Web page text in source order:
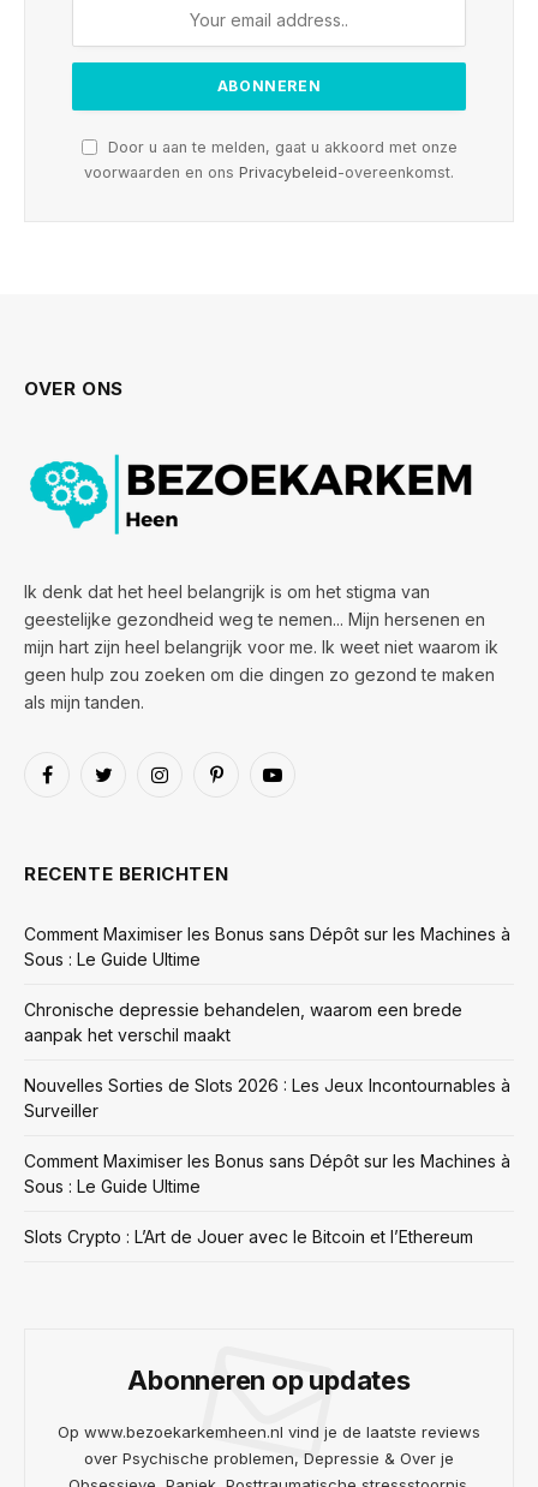
Door u aan te melden, gaat u akkoord met onze
voorwaarden en ons Privacybeleid-overeenkomst.
OVER ONS
Ik denk dat het heel belangrijk is om het stigma van
geestelijke gezondheid weg te nemen... Mijn hersenen en
mijn hart zijn heel belangrijk voor me. Ik weet niet waarom ik
geen hulp zou zoeken om die dingen zo gezond te maken
als mijn tanden.
FacebookTwitterInstagramPinterestYouTube
RECENTE BERICHTEN
Comment Maximiser les Bonus sans Dépôt sur les Machines à
Sous : Le Guide Ultime
Chronische depressie behandelen, waarom een brede
aanpak het verschil maakt
Nouvelles Sorties de Slots 2026 : Les Jeux Incontournables à
Surveiller
Comment Maximiser les Bonus sans Dépôt sur les Machines à
Sous : Le Guide Ultime
Slots Crypto : L’Art de Jouer avec le Bitcoin et l’Ethereum
Abonneren op updates
Op www.bezoekarkemheen.nl vind je de laatste reviews
over Psychische problemen, Depressie & Over je